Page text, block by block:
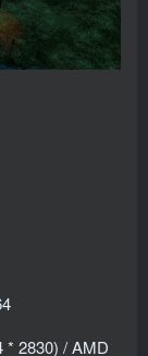
* 2830) / AMD